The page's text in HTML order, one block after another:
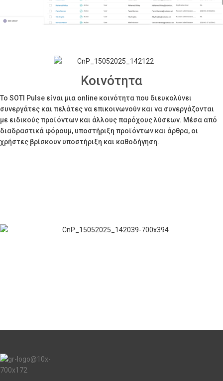
Κοινότητα
Το SOTI Pulse είναι μια online κοινότητα που διευκολύνει
συνεργάτες και πελάτες να επικοινωνούν και να συνεργάζονται
με ειδικούς προϊόντων και άλλους παρόχους λύσεων. Μέσα από
διαδραστικά φόρουμ, υποστήριξη προϊόντων και άρθρα, οι
χρήστες βρίσκουν υποστήριξη και καθοδήγηση.